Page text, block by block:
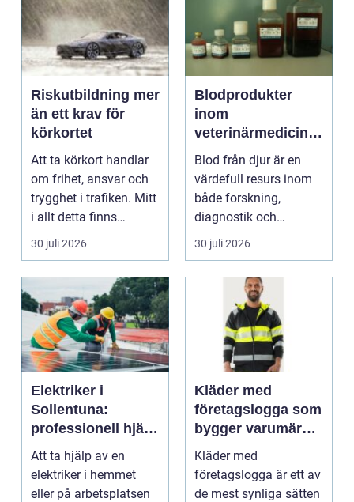
Riskutbildning mer
än ett krav för
körkortet
Att ta körkort handlar
om frihet, ansvar och
trygghet i trafiken. Mitt
i allt detta finns
riskutbild...
30 juli 2026
Blodprodukter
inom
veterinärmedicin
funktion, kvalitet
och användning
Blod från djur är en
värdefull resurs inom
både forskning,
diagnostik och
veterinärmedicin. När
blod...
30 juli 2026
Elektriker i
Sollentuna:
professionell hjälp
när du behöver det
Att ta hjälp av en
elektriker i hemmet
eller på arbetsplatsen
Kläder med
företagslogga som
bygger varumärke
i vardagen
Kläder med
företagslogga är ett av
de mest synliga sätten